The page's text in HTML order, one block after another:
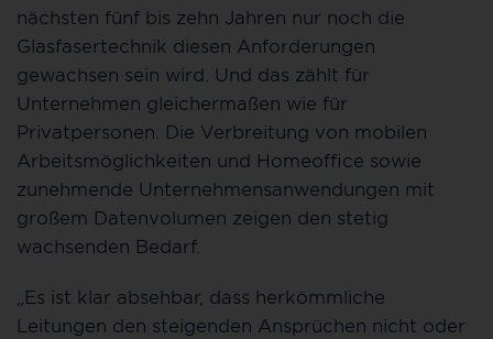
nächsten fünf bis zehn Jahren nur noch die
Glasfasertechnik diesen Anforderungen
gewachsen sein wird. Und das zählt für
Unternehmen gleichermaßen wie für
Privatpersonen. Die Verbreitung von mobilen
Arbeitsmöglichkeiten und Homeoffice sowie
zunehmende Unternehmensanwendungen mit
großem Datenvolumen zeigen den stetig
wachsenden Bedarf.
„Es ist klar absehbar, dass herkömmliche
Leitungen den steigenden Ansprüchen nicht oder